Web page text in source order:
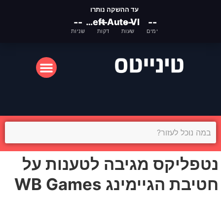
עד ההשקה נותרו
Grand Theft Auto VI --
ימים
--
שעות
--
דקות
--
שניות
נטפליקס מגיבה לטענות על
חטיבת הגיימינג WB Games